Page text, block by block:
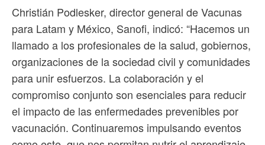
Christián Podlesker, director general de Vacunas
para Latam y México, Sanofi, indicó: “Hacemos un
llamado a los profesionales de la salud, gobiernos,
organizaciones de la sociedad civil y comunidades
para unir esfuerzos. La colaboración y el
compromiso conjunto son esenciales para reducir
el impacto de las enfermedades prevenibles por
vacunación. Continuaremos impulsando eventos